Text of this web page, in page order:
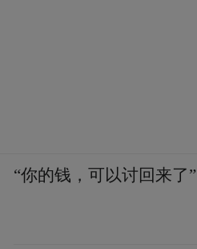
“你的钱，可以讨回来了”